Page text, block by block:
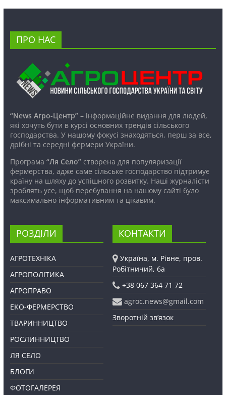
ПРО НАС
“News Агро-Центр”– інформаційне видання для людей,
які хочуть бути в курсі основних трендів сільського
господарства. У нашому фокусі знаходяться, перш за все,
дрібні та середні фермери України.
Програма “Ля Село”створена для популяризації
фермерства, адже саме сільське господарство підтримує
країну на шляху до успішного розвитку. Наші журналісти
зроблять усе, щоб перебування на нашому сайті було
максимально інформативним та цікавим.
РОЗДІЛИ
АГРОТЕХНІКА
АГРОПОЛІТИКА
АГРОПРАВО
ЕКО-ФЕРМЕРСТВО
ТВАРИННИЦТВО
РОСЛИННИЦТВО
ЛЯ СЕЛО
БЛОГИ
ФОТОГАЛЕРЕЯ
КОНТАКТИ
Україна, м. Рівне, пров.
Робітничий, 6а
+38 067 364 71 72
agroc.news@gmail.com
Зворотній зв’язок